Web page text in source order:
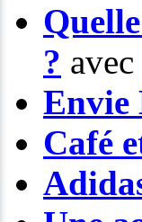
?
Envie
Café